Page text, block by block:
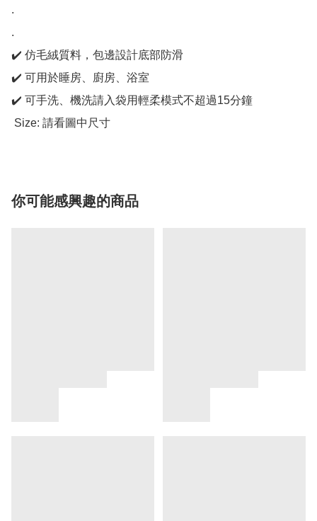
.
.
✔️ 仿毛絨質料，包邊設計底部防滑
✔️ 可用於睡房、廚房、浴室
✔️ 可手洗、機洗請入袋用輕柔模式不超過15分鐘
Size: 請看圖中尺寸
你可能感興趣的商品